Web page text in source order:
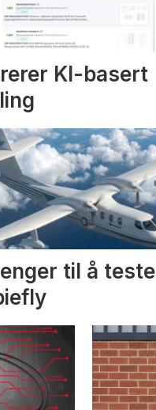
KI-basert
til å teste